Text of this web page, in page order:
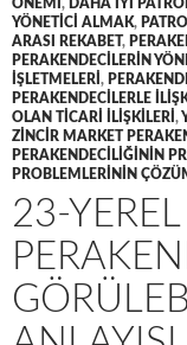
ÖNEMI , DAHA IYI
YÖNETICI ALMAK,
ARASI REKABET,
PERAKENDECILERIN
IŞLETMELERI ,
PERAKENDECILERLE
OLAN TICARI ILIŞKILERI ,
ZINCIR MARKET
PERAKENDECILIĞININ
PROBLEMLERININ
23-